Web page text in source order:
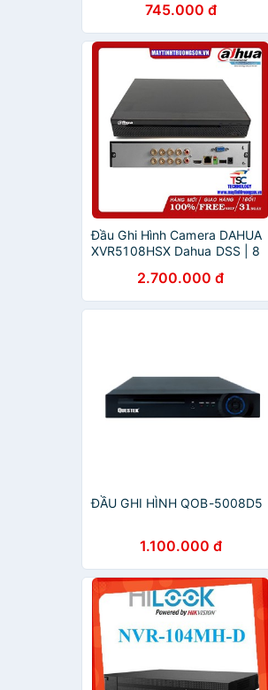
745.000 đ
Đầu Ghi Hình Camera DAHUA
XVR5108HSX Dahua DSS | 8
2.700.000 đ
ĐẦU GHI HÌNH QOB-5008D5
1.100.000 đ